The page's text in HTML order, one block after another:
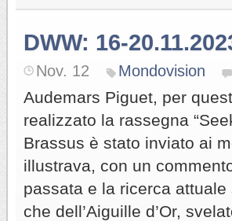
DWW: 16-
Nov. 12 Mondovision
Audemars Piguet, per
realizzato la rassegna
Brassus è stato inviato ai
illustrava, con un
passata e la ricerca
che dell’Aiguille d’Or,